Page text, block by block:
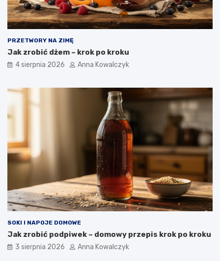
PRZETWORY NA ZIMĘ
Jak zrobić dżem – krok po kroku
4 sierpnia 2026 Anna Kowalczyk
SOKI I NAPOJE DOMOWE
Jak zrobić podpiwek – domowy przepis krok po kroku
3 sierpnia 2026 Anna Kowalczyk